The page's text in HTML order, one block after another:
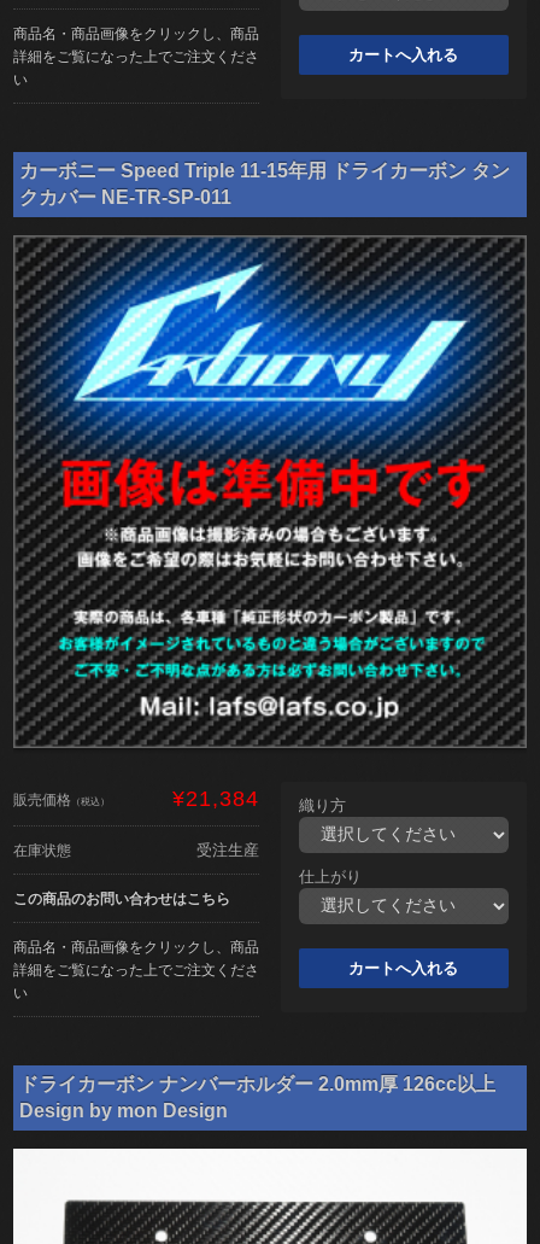
商品名・商品画像をクリックし、商品
詳細をご覧になった上でご注文くださ
い
カーボニー Speed Triple 11-15年用 ドライカーボン タン
クカバー NE-TR-SP-011
販売価格 （税込） ¥21,384
在庫状態 受注生産
この商品のお問い合わせはこちら
商品名・商品画像をクリックし、商品
詳細をご覧になった上でご注文くださ
い
織り方
仕上がり
ドライカーボン ナンバーホルダー 2.0mm厚 126cc以上
Design by mon Design